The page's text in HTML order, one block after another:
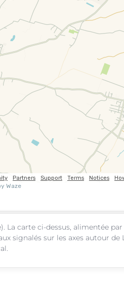
La carte ci-dessus, alimentée par
signalés sur les axes autour de